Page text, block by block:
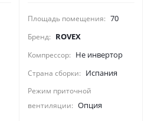
Площадь помещения: 70
Бренд: ROVEX
Компрессор: Не инвертор
Страна сборки: Испания
Режим приточной
вентиляции: Опция